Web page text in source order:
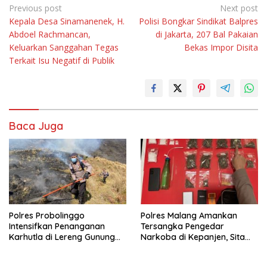
Navigasi
pos
Previous post
Kepala Desa Sinamanenek, H.
Abdoel Rachmancan,
Keluarkan Sanggahan Tegas
Terkait Isu Negatif di Publik
Next post
Polisi Bongkar Sindikat Balpres
di Jakarta, 207 Bal Pakaian
Bekas Impor Disita
Baca Juga
Polres Probolinggo
Intensifkan Penanganan
Karhutla di Lereng Gunung
Polres Malang Amankan
Tersangka Pengedar
Narkoba di Kepanjen, Sita